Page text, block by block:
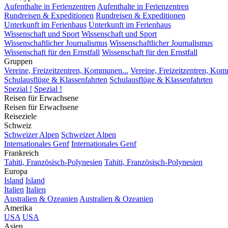
Aufenthalte in Ferienzentren Aufenthalte in Ferienzentren
Rundreisen & Expeditionen Rundreisen & Expeditionen
Unterkunft im Ferienhaus Unterkunft im Ferienhaus
Wissenschaft und Sport Wissenschaft und Sport
Wissenschaftlicher Journalismus Wissenschaftlicher Journalismus
Wissenschaft für den Ernstfall Wissenschaft für den Ernstfall
Gruppen
Vereine, Freizeitzentren, Kommunen... Vereine, Freizeitzentren,
Schulausflüge & Klassenfahrten Schulausflüge & Klassenfahrten
Spezial ! Spezial !
Reisen für Erwachsene
Reisen für Erwachsene
Reiseziele
Schweiz
Schweizer Alpen Schweizer Alpen
Internationales Genf Internationales Genf
Frankreich
Tahiti, Französisch-Polynesien Tahiti, Französisch-Polynesien
Europa
Island Island
Italien Italien
Australien & Ozeanien Australien & Ozeanien
Amerika
USA USA
Asien